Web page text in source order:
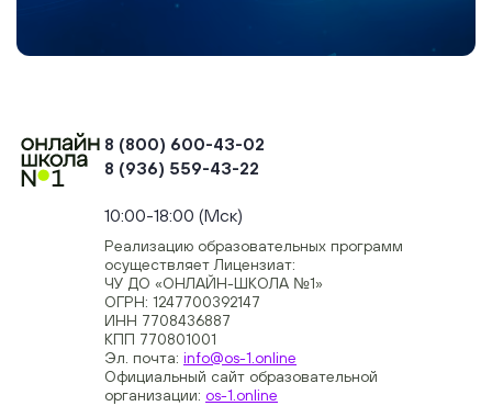
8 (800) 600-43-02
8 (936) 559-43-22
10:00-18:00 (Мск)
Реализацию образовательных программ
осуществляет Лицензиат:
ЧУ ДО «ОНЛАЙН-ШКОЛА №1»
ОГРН: 1247700392147
ИНН 7708436887
КПП 770801001
Эл. почта: info@os-1.online
Официальный сайт образовательной
организации: os-1.online